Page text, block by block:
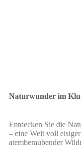
Naturwunder im
Entdecken Sie die
– eine Welt voll
atemberaubender